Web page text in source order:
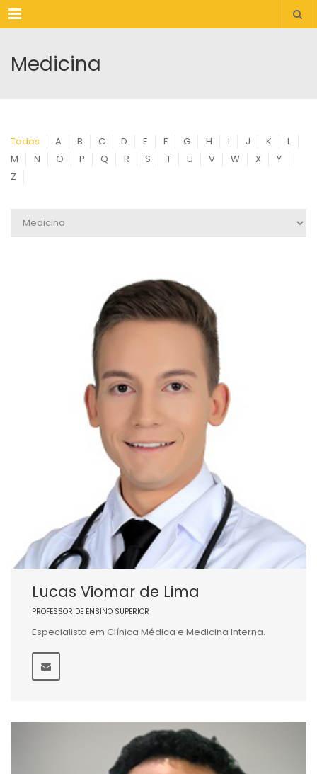
Menu
Medicina
Todos A B C D E F G H I J K
L
M
N O P Q R S T U V W X
Y
Z
Lucas Viomar de Lima
PROFESSOR DE ENSINO SUPERIOR
Especialista em Clínica Médica e Medicina Interna.